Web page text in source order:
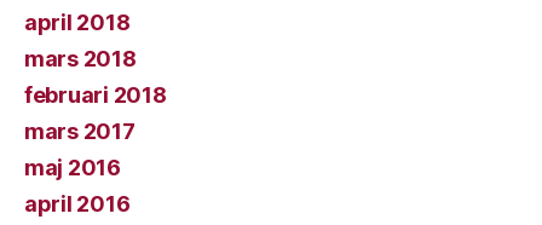
april 2018
mars 2018
februari 2018
mars 2017
maj 2016
april 2016